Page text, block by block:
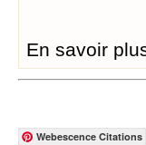
En savoir
Webescence Citations